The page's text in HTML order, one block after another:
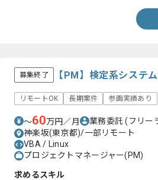
募集終了 【PM】検定系システ
リモートOK 長期案件 参画実績あり
〜60万円／月 業務委託(フリー
神楽坂(東京都)/一部リモート
VBA / Linux
プロジェクトマネージャー(PM)
求めるスキル